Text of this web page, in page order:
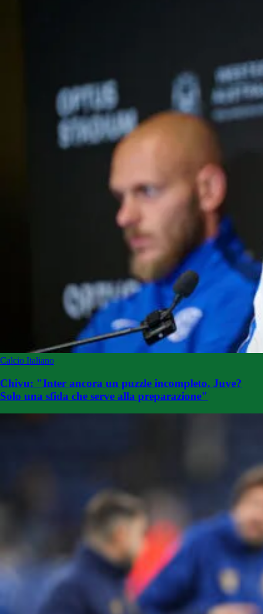
Calcio Italiano
Chivu: "Inter ancora un puzzle incompleto. Juve?
Solo una sfida che serve alla preparazione"